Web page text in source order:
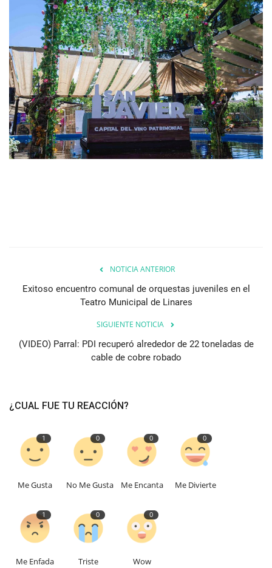
NOTICIA ANTERIOR
Exitoso encuentro comunal de orquestas juveniles en el
Teatro Municipal de Linares
SIGUIENTE NOTICIA
(VIDEO) Parral: PDI recuperó alrededor de 22 toneladas de
cable de cobre robado
¿CUAL FUE TU REACCIÓN?
1
Me Gusta
0
No Me Gusta
0
Me Encanta
0
Me Divierte
1
Me Enfada
0
Triste
0
Wow